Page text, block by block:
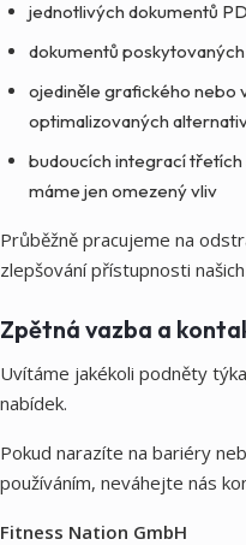
jednotlivých dokumentů
dokumentů
ojediněle grafického nebo
optimalizovaných
budoucích integrací třetích
máme jen omezený vliv
Průběžně pracujeme na
zlepšování přístupnosti
Zpětná vazba a
Uvítáme jakékoli podněty
nabídek.
Pokud narazíte na bariéry
používáním, neváhejte nás
Fitness Nation GmbH